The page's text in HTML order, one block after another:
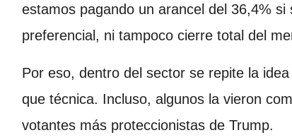
estamos pagando un arancel del 36,4%
preferencial, ni tampoco cierre total del
Por eso, dentro del sector se repite la
que técnica. Incluso, algunos la vieron
votantes más proteccionistas de Trump.